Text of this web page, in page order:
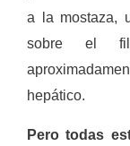
a la mostaza,
sobre el
hepático.
Pero todas